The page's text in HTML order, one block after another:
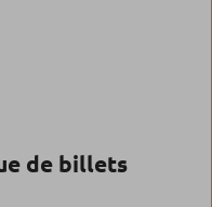
de billets